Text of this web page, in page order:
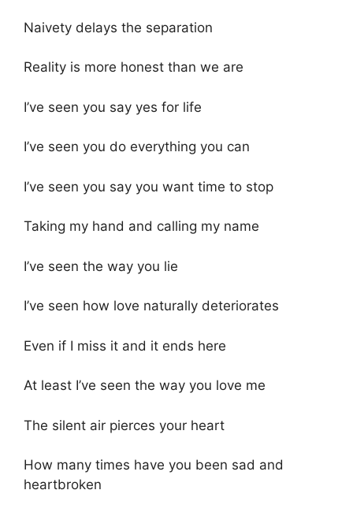
Naivety delays the separation
Reality is more honest than we are
I’ve seen you say yes for life
I’ve seen you do everything you can
I’ve seen you say you want time to stop
Taking my hand and calling my name
I’ve seen the way you lie
I’ve seen how love naturally deteriorates
Even if I miss it and it ends here
At least I’ve seen the way you love me
The silent air pierces your heart
How many times have you been sad and
heartbroken